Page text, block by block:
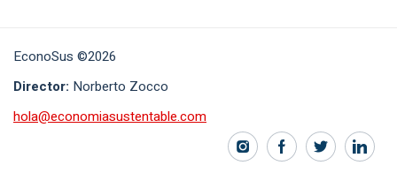
EconoSus ©2026
Director: Norberto Zocco
hola@economiasustentable.com